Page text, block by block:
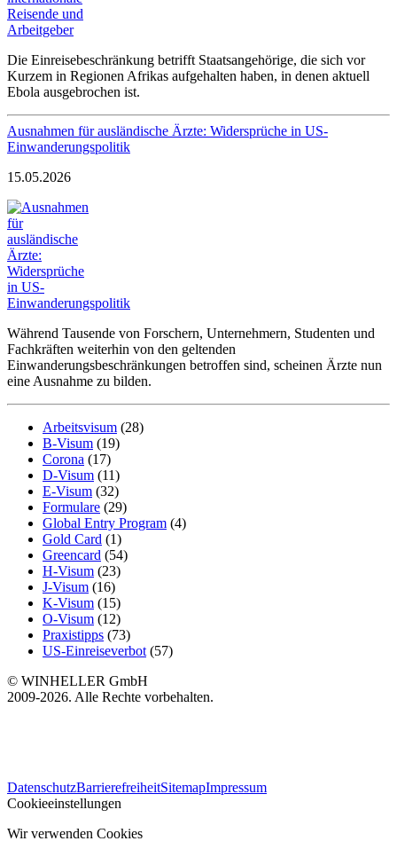
Die Einreisebeschränkung betrifft Staatsangehörige, die sich vor
Kurzem in Regionen Afrikas aufgehalten haben, in denen aktuell
Ebola ausgebrochen ist.
Ausnahmen für ausländische Ärzte: Widersprüche in US-
Einwanderungspolitik
15.05.2026
Während Tausende von Forschern, Unternehmern, Studenten und
Fachkräften weiterhin von den geltenden
Einwanderungsbeschränkungen betroffen sind, scheinen Ärzte nun
eine Ausnahme zu bilden.
Arbeitsvisum (28)
B-Visum (19)
Corona (17)
D-Visum (11)
E-Visum (32)
Formulare (29)
Global Entry Program (4)
Gold Card (1)
Greencard (54)
H-Visum (23)
J-Visum (16)
K-Visum (15)
O-Visum (12)
Praxistipps (73)
US-Einreiseverbot (57)
© WINHELLER GmbH
2009-2026. Alle Rechte vorbehalten.
WINHELLER GmbH
DatenschutzBarrierefreiheitSitemapImpressum
Cookieeinstellungen
Wir verwenden Cookies